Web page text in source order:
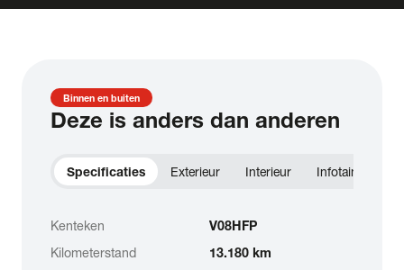
Binnen en buiten
Deze is anders dan anderen
Specificaties Exterieur Interieur Infotainment
Kenteken
V08HFP
Kilometerstand
13.180 km